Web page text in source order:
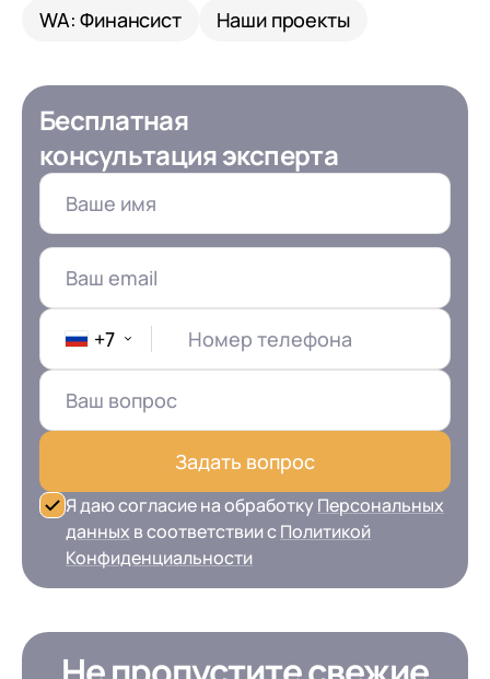
WA: Финансист
Наши проекты
Бесплатная
консультация эксперта
+7 Номер телефона
Задать вопрос
Я даю согласие на обработку Персональных
данных в соответствии сПолитикой
Конфиденциальности